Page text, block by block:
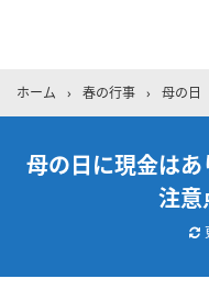
ホーム › 春の行事 › 母の日
母の日に現金は
注意